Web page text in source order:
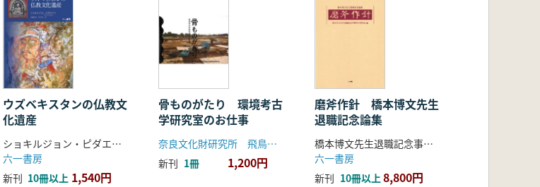
ウズベキスタンの仏教文
化遺産
ショキルジョン・ピダエフ 著/加藤九祚・今村栄一 訳
六一書房
新刊 10冊以上 1,540円
骨ものがたり 環境考古
学研究室のお仕事
奈良文化財研究所 飛鳥資料館
新刊 1冊 1,200円
磨斧作針 橋本博文先生
退職記念論集
橋本博文先生退職記念事業実行委員会 編
六一書房
新刊 10冊以上8,800円